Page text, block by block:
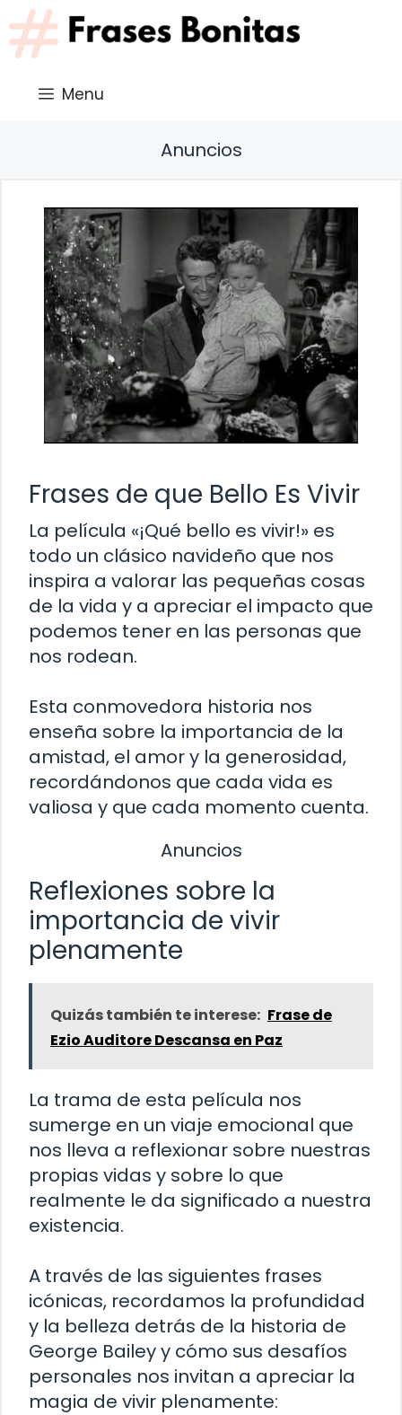
Saltar
al
contenido
Menu
Anuncios
Frases de que Bello Es Vivir
La película «¡Qué bello es vivir!» es
todo un clásico navideño que nos
inspira a valorar las pequeñas cosas
de la vida y a apreciar el impacto que
podemos tener en las personas que
nos rodean.
Esta conmovedora historia nos
enseña sobre la importancia de la
amistad, el amor y la generosidad,
recordándonos que cada vida es
valiosa y que cada momento cuenta.
Anuncios
Reflexiones sobre la
importancia de vivir
plenamente
Quizás también te interese: Frase de
Ezio Auditore Descansa en Paz
La trama de esta película nos
sumerge en un viaje emocional que
nos lleva a reflexionar sobre nuestras
propias vidas y sobre lo que
realmente le da significado a nuestra
existencia.
A través de las siguientes frases
icónicas, recordamos la profundidad
y la belleza detrás de la historia de
George Bailey y cómo sus desafíos
personales nos invitan a apreciar la
magia de vivir plenamente: